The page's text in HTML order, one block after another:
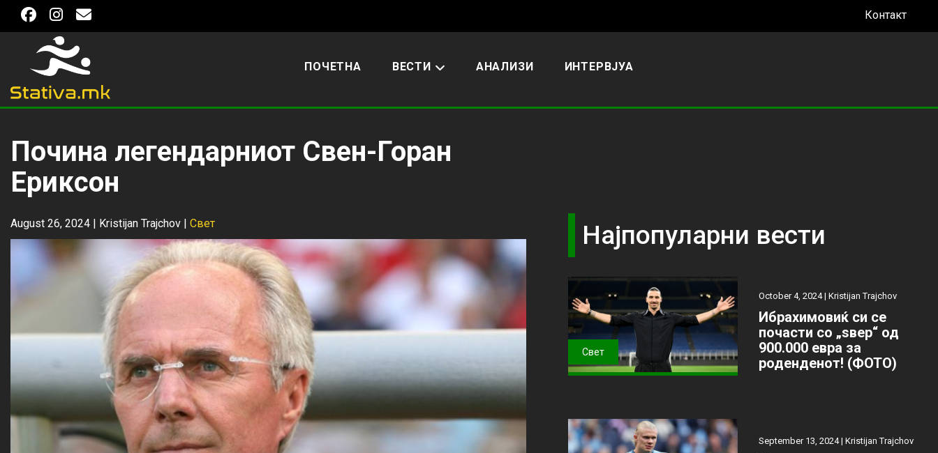
Контакт
ПОЧЕТНА ВЕСТИ АНАЛИЗИ ИНТЕРВЈУА
Почина легендарниот Свен-Горан
Ериксон
August 26, 2024 | Kristijan Trajchov | Свет Најпопуларни вести
Свет
October 4, 2024 | Kristijan Trajchov
Ибрахимовиќ си се
почасти со „ѕвер“ од
900.000 евра за
роденденот! (ФОТО)
September 13, 2024 | Kristijan Trajchov